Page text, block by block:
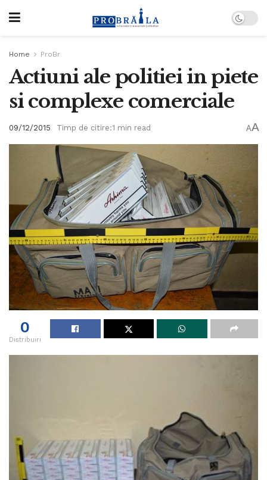
Home ProBr
Actiuni ale politiei in piete
si complexe comerciale
09/12/2015 Timp de citire:1 min read AA
0
Distribuiri